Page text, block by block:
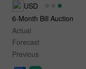
USD
6-Month Bill Auction
Actual
Forecast
Previous